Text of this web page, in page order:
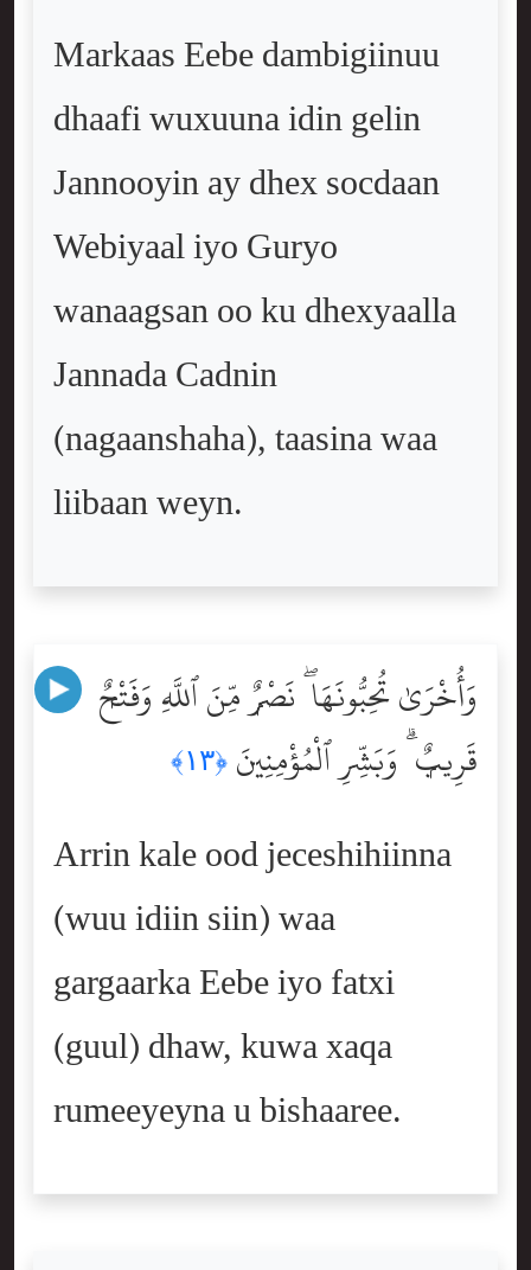
Markaas Eebe dambigiinuu
dhaafi wuxuuna idin gelin
Jannooyin ay dhex socdaan
Webiyaal iyo Guryo
wanaagsan oo ku dhexyaalla
Jannada Cadnin
(nagaanshaha), taasina waa
liibaan weyn.
وَأُخْرَىٰ تُحِبُّونَهَا ۖ نَصْرٌۭ مِّنَ ٱللَّهِ وَفَتْحٌۭ
قَرِيبٌۭ ۗ وَبَشِّرِ ٱلْمُؤْمِنِينَ ﴿١٣﴾
Arrin kale ood jeceshihiinna
(wuu idiin siin) waa
gargaarka Eebe iyo fatxi
(guul) dhaw, kuwa xaqa
rumeeyeyna u bishaaree.